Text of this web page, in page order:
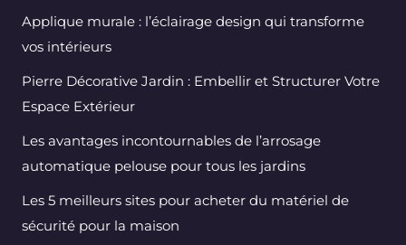
Applique murale : l’éclairage design qui transforme
vos intérieurs
Pierre Décorative Jardin : Embellir et Structurer Votre
Espace Extérieur
Les avantages incontournables de l’arrosage
automatique pelouse pour tous les jardins
Les 5 meilleurs sites pour acheter du matériel de
sécurité pour la maison